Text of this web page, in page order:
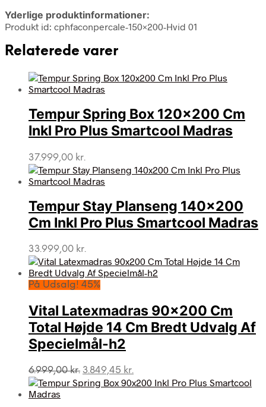
Yderlige produktinformationer:
Produkt id: cphfaconpercale-150×200-Hvid 01
Relaterede varer
Tempur Spring Box 120×200 Cm
Inkl Pro Plus Smartcool Madras
37.999,00 kr.
Tempur Stay Planseng 140×200
Cm Inkl Pro Plus Smartcool Madras
33.999,00 kr.
På Udsalg! 45%
Vital Latexmadras 90×200 Cm
Total Højde 14 Cm Bredt Udvalg Af
Specielmål-h2
6.999,00kr. Den
oprindelige
3.849,45 kr.
aktuelle